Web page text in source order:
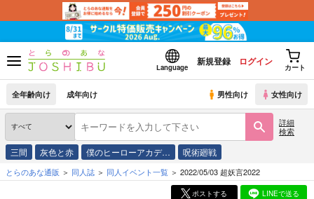
Language
新規登録 ログイン
カート
全年齢向け 成年向け 男性向け 女性向け
詳細
検索
三間 灰色と赤 僕のヒーローアカデ… 呪術廻戦
とらのあな通販 同人誌 同人イベント一覧 2022/05/03 超妖言2022
ポストする LINEで送る